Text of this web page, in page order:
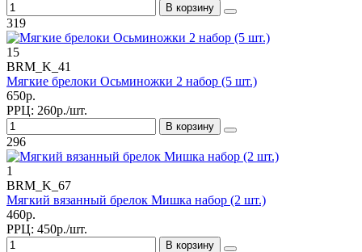
В корзину
319
15
BRM_K_41
Мягкие брелоки Осьминожки 2 набор (5 шт.)
650р.
РРЦ: 260р./шт.
В корзину
296
1
BRM_K_67
Мягкий вязанный брелок Мишка набор (2 шт.)
460р.
РРЦ: 450р./шт.
В корзину